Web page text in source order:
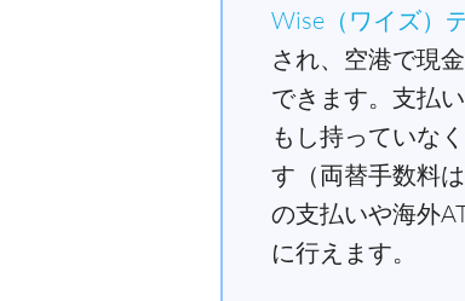
Wise（ワイズ）
され、空港で現
できます。支払
もし持っていな
す（両替手数料
の支払いや海外
に行えます。